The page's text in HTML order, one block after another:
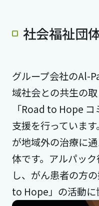
社会福祉団
グループ会社のAl-
域社会との共生の
「Road to Hope
支援を行っていま
が地域外の治療に
体です。アルパッ
し、がん患者の方
to Hope」の活動に